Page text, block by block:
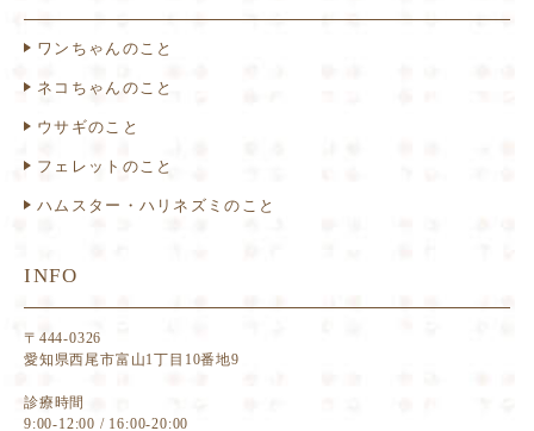
ワンちゃんのこと
ネコちゃんのこと
ウサギのこと
フェレットのこと
ハムスター・ハリネズミのこと
INFO
〒444-0326
愛知県西尾市富山1丁目10番地9
診療時間
9:00-12:00 / 16:00-20:00